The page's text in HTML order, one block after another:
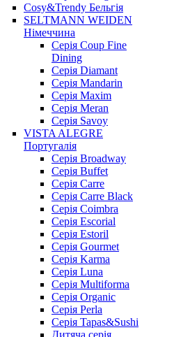
Cosy&Trendy Бельгія
SELTMANN WEIDEN
Німеччина
Cерія Coup Fine
Dining
Cерія Diamant
Cерія Mandarin
Cерія Maxim
Серія Meran
Серія Savoy
VISTA ALEGRE
Португалія
Серія Broadway
Серія Buffet
Серія Carre
Серія Carre Black
Серія Coimbra
Серія Escorial
Серія Estoril
Серія Gourmet
Серія Karma
Серія Luna
Серія Multiforma
Серія Organic
Серія Perla
Серія Tapas&Sushi
Дитяча серія